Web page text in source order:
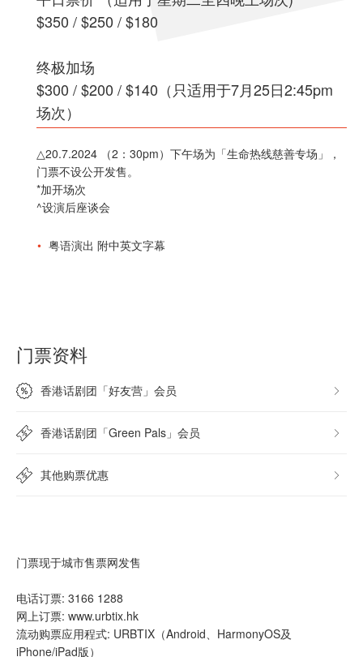
$350 / $250 / $180
终极加场
$300 / $200 / $140（只适用于7月25日2:45pm
场次）
△20.7.2024 （2：30pm）下午场为「生命热线慈善专场」，
门票不设公开发售。
*加开场次
^设演后座谈会
粤语演出 附中英文字幕
门票资料
香港话剧团「好友营」会员
香港话剧团「Green Pals」会员
其他购票优惠
门票现于城市售票网发售
电话订票: 3166 1288
网上订票: www.urbtix.hk
流动购票应用程式: URBTIX（Android、HarmonyOS及
iPhone/iPad版）